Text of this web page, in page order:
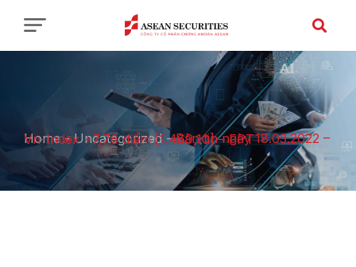
Home-Uncategorized-
Bản tin ngày 18.03.2022 – Vn-Index +7,76 điểm [1.469,10] – FPT